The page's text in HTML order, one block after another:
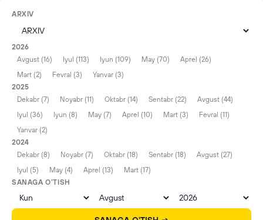
ARXIV
2026
Avgust (16)
Iyul (113) Iyun (109) May (70)
Aprel (26)
Mart (2)
Fevral (3)
Yanvar (3)
2025
Dekabr (7)
Noyabr (11) Oktabr (14) Sentabr (22)
Avgust (44)
Iyul (36)
Iyun (8) May (7) Aprel (10) Mart (3)
Fevral (11)
Yanvar (2)
2024
Dekabr (8)
Noyabr (7) Oktabr (18) Sentabr (18)
Avgust (27)
Iyul (5)
May (4) Aprel (13)
Mart (17)
SANAGA O'TISH